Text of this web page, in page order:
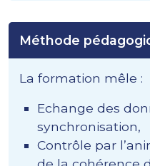
Méthode
La formation mêle :
Echange des
synchronisation,
Contrôle par